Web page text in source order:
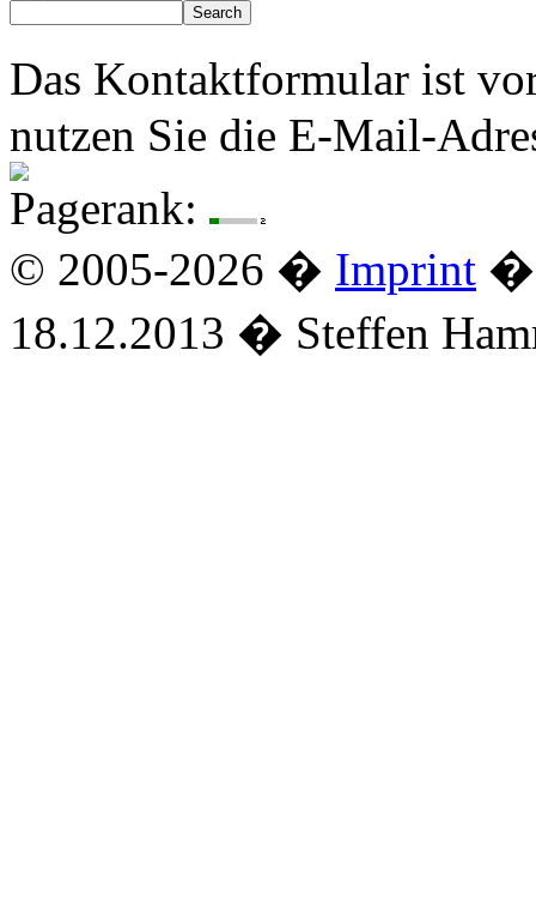
Das Kontaktformular ist
nutzen Sie die E-Mail-
Pagerank:
© 2005-2026 � Imprint �
18.12.2013 � Steffen